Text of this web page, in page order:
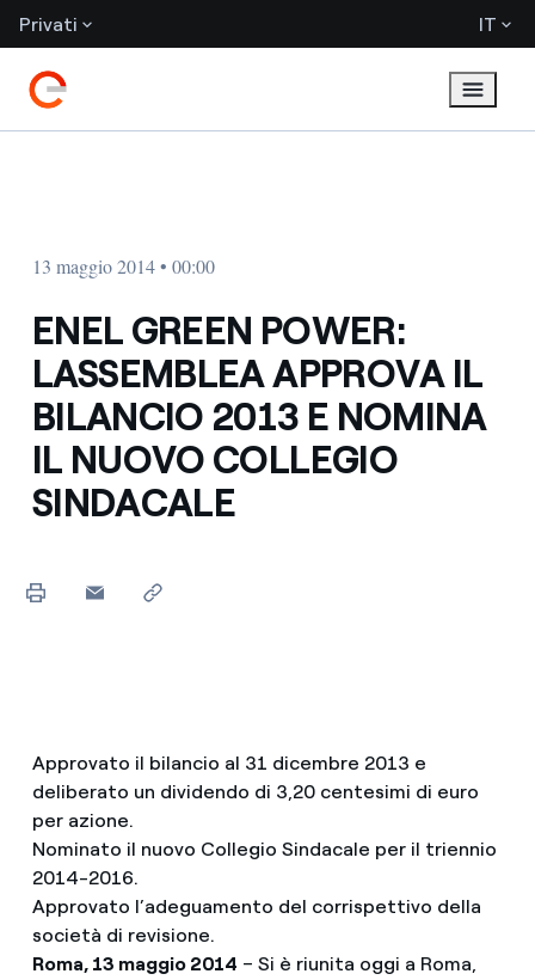
Privati IT
13 maggio 2014 • 00:00
ENEL GREEN POWER:
LASSEMBLEA APPROVA IL
BILANCIO 2013 E NOMINA
IL NUOVO COLLEGIO
SINDACALE
Approvato il bilancio al 31 dicembre 2013 e
deliberato un dividendo di 3,20 centesimi di euro
per azione.
Nominato il nuovo Collegio Sindacale per il triennio
2014-2016.
Approvato l’adeguamento del corrispettivo della
società di revisione.
Roma, 13 maggio 2014 – Si è riunita oggi a Roma,